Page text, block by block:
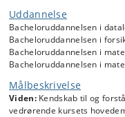
Uddannelse
Bacheloruddannelsen i
Bacheloruddannelsen i
Bacheloruddannelsen i
Bacheloruddannelsen i
Målbeskrivelse
Viden:Kendskab til og
vedrørende kursets